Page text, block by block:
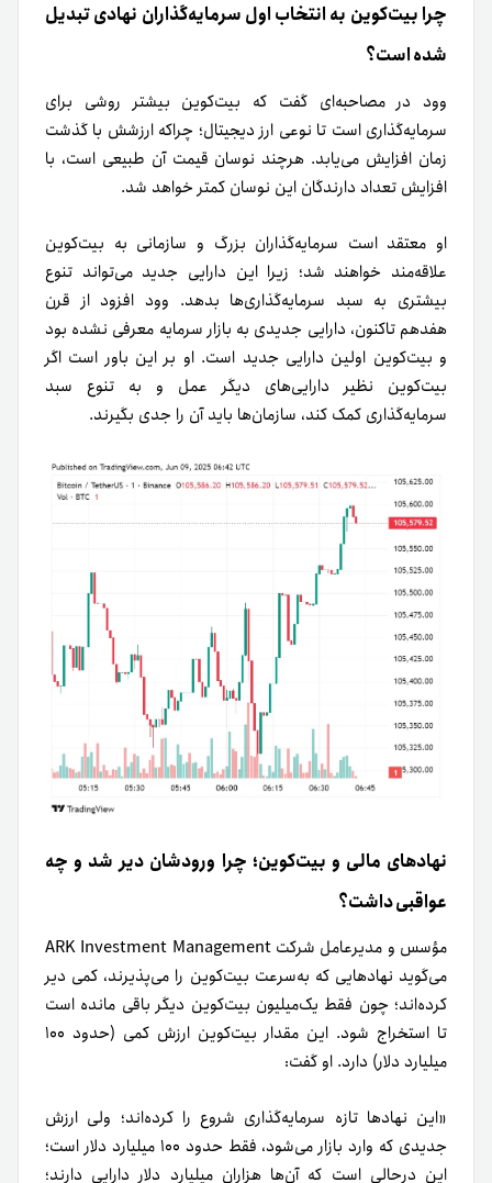
چرا بیت‌کوین به انتخاب اول سرمایه‌گذاران نهادی تبدیل
شده است؟
وود در مصاحبه‌ای گفت که بیت‌کوین بیشتر روشی برای
سرمایه‌گذاری است تا نوعی ارز دیجیتال؛ چراکه ارزشش با گذشت
زمان افزایش می‌یابد. هرچند نوسان قیمت آن طبیعی است، با
افزایش تعداد دارندگان این نوسان کمتر خواهد شد.
او معتقد است سرمایه‌گذاران بزرگ و سازمانی به بیت‌کوین
علاقه‌مند خواهند شد؛ زیرا این دارایی جدید می‌تواند تنوع
بیشتری به سبد سرمایه‌گذاری‌ها بدهد. وود افزود از قرن
هفدهم تاکنون، دارایی جدیدی به بازار سرمایه معرفی نشده بود
و بیت‌کوین اولین دارایی جدید است. او بر این باور است اگر
بیت‌کوین نظیر دارایی‌های دیگر عمل و به تنوع سبد
سرمایه‌گذاری کمک کند، سازمان‌ها باید آن را جدی بگیرند.
نهادهای مالی و بیت‌کوین؛ چرا ورودشان دیر شد و چه
عواقبی داشت؟
مؤسس و مدیرعامل شرکت ARK Investment Management
می‌گوید نهادهایی که به‌سرعت بیت‌کوین را می‌پذیرند، کمی دیر
کرده‌اند؛ چون فقط یک‌میلیون بیت‌کوین دیگر باقی مانده است
تا استخراج شود. این مقدار بیت‌کوین ارزش کمی (حدود ۱۰۰
میلیارد دلار) دارد. او گفت:
«این نهادها تازه سرمایه‌گذاری شروع را کرده‌اند؛ ولی ارزش
جدیدی که وارد بازار می‌شود، فقط حدود ۱۰۰ میلیارد دلار است؛
این درحالی‌ است که آن‌ها هزاران میلیارد دلار دارایی دارند؛